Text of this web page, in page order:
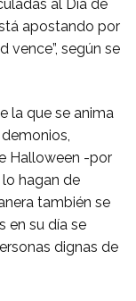
al Día de
apostando por
vence”, según se
la que se anima
Halloween -por
hagan de
también se
en su día se
dignas de